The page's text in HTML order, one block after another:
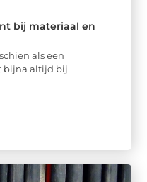
bij materiaal en
als een
bijna altijd bij